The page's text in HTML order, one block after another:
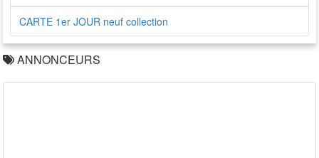
CARTE 1er JOUR neuf collection
ANNONCEURS